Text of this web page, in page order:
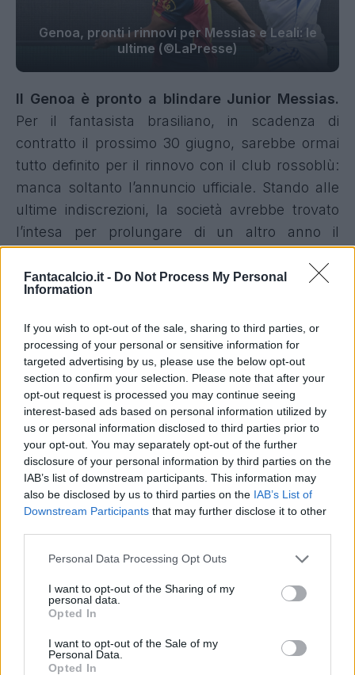
Fantacalcio.it - Do Not Process My Personal
Information
If you wish to opt-out of the sale, sharing to third parties, or
processing of your personal or sensitive information for
targeted advertising by us, please use the below opt-out
section to confirm your selection. Please note that after your
opt-out request is processed you may continue seeing
interest-based ads based on personal information utilized by
us or personal information disclosed to third parties prior to
your opt-out. You may separately opt-out of the further
disclosure of your personal information by third parties on the
IAB’s list of downstream participants. This information may
also be disclosed by us to third parties on the IAB’s List of
Downstream Participants that may further disclose it to other
Personal Data Processing Opt Outs
I want to opt-out of the Sharing of my
personal data.
Opted In
I want to opt-out of the Sale of my
Personal Data.
Opted In
Genoa, pronti i rinnovi per Messias e Leali: le
ultime (©LaPresse)
Il Genoa è pronto a blindare Junior Messias.
Per il fantasista brasiliano, in scadenza di
contratto il prossimo 30 giugno, sarebbe ormai
tutto definito per il rinnovo con il club rossoblù:
manca soltanto l’annuncio ufficiale. Stando alle
ultime indiscrezioni, la società avrebbe trovato
l’intesa per prolungare di un altro anno il
la propria avventura sotto la Lanterna anche
nella prossima stagione.
anche per
Nicola Leali.
Il portiere è un altro
profilo sul quale il club sta lavorando per dare
continuità al progetto tecnico e consolidare
l’ossatura della rosa in vista della prossima
stagione.